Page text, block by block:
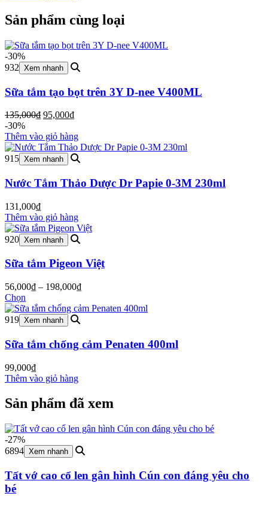
745,000₫.
Sản phẩm cùng loại
-30%
932 Xem nhanh
Sữa tắm tạo bọt trên 3Y D-nee V400ML
135,000₫ Giá
là:
135,000₫.
95,000₫Giá
tại
là:
95,000₫.
-30%
Thêm vào giỏ hàng
915 Xem nhanh
Nước Tắm Thảo Dược Dr Papie 0-3M 230ml
131,000₫
Thêm vào giỏ hàng
920 Xem nhanh
Sữa tắm Pigeon Việt
56,000₫ – 198,000₫Khoảng
từ
198,000₫
Chọn
919 Xem nhanh
Sữa tắm chống cảm Penaten 400ml
99,000₫
Thêm vào giỏ hàng
Sản phẩm đã xem
-27%
6894 Xem nhanh
Tất vớ cao cổ len gân hình Cún con đáng yêu cho
bé